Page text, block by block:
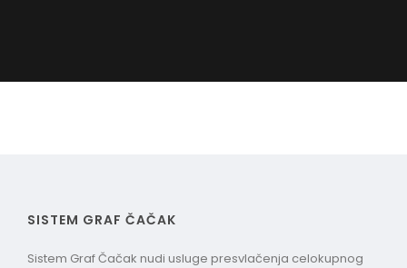
SISTEM GRAF ČAČAK
Sistem Graf Čačak nudi usluge presvlačenja celokupnog